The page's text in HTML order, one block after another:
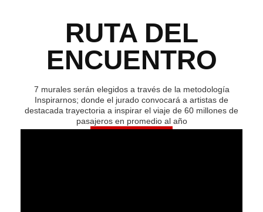
RUTA DEL
ENCUENTRO
7 murales serán elegidos a través de la metodología
Inspirarnos; donde el jurado convocará a artistas de
destacada trayectoria a inspirar el viaje de 60 millones de
pasajeros en promedio al año